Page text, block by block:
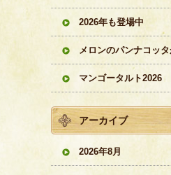
2026年も登場中
マンゴータルト2026
アーカイブ
2026年8月